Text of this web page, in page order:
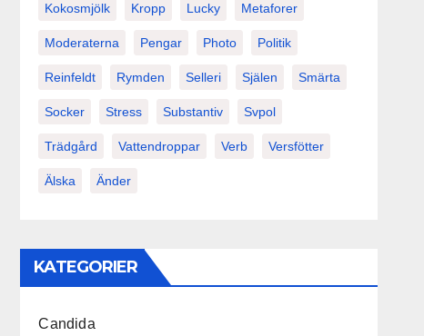
Kokosmjölk Kropp Lucky Metaforer
Moderaterna Pengar Photo Politik
Reinfeldt Rymden Selleri Själen Smärta
Socker Stress Substantiv Svpol
Trädgård Vattendroppar Verb Versfötter
Älska Änder
KATEGORIER
Candida